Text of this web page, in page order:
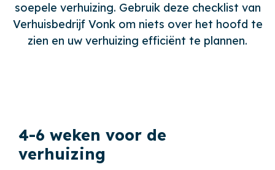
soepele verhuizing. Gebruik deze checklist van
Verhuisbedrijf Vonk om niets over het hoofd te
zien en uw verhuizing efficiënt te plannen.
4-6 weken voor de
verhuizing